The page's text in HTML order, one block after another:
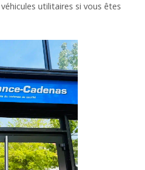
utilitaires si vous êtes